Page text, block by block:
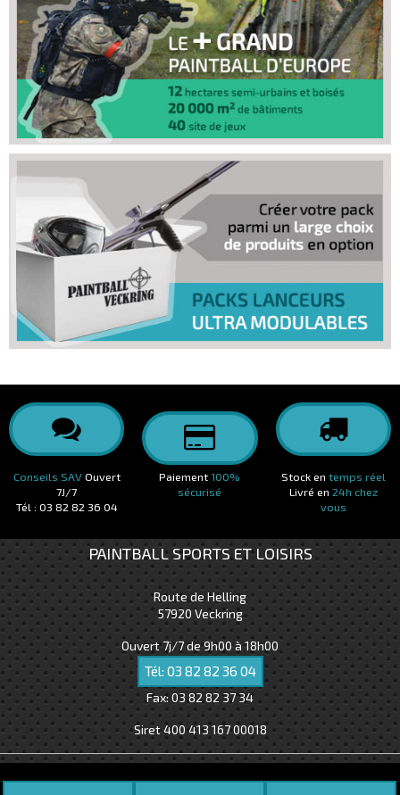
Conseils SAVOuvert
7J/7
Tél : 03 82 82 36 04
Paiement100%
sécurisé
Stock en temps réel
Livré en 24h chez
vous
PAINTBALL SPORTS ET LOISIRS
Route de Helling
57920 Veckring
Ouvert 7j/7 de 9h00 à 18h00
Tél: 03 82 82 36 04
Fax: 03 82 82 37 34
Siret 400 413 167 00018